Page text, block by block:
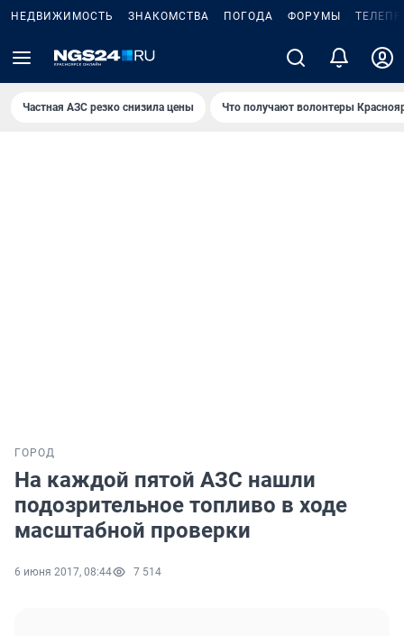
НЕДВИЖИМОСТЬ ЗНАКОМСТВА ПОГОДА ФОРУМЫ
Частная АЗС резко снизила цены Что получают волонтеры
ГОРОД
На каждой пятой АЗС нашли
подозрительное топливо в ходе
масштабной проверки
6 июня 2017, 08:44 7 514